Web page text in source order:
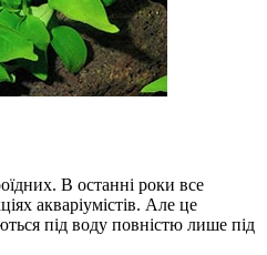
В останні роки все
акваріумістів. Але це
під воду повністю лише під